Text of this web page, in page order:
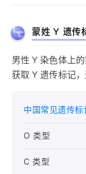
蒙姓 Y 遗传
男性 Y 染色体上
获取 Y 遗传标记
中国常见遗传标
O 类型
C 类型